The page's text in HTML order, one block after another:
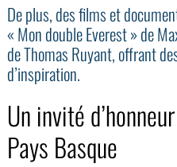
De plus, des films et
« Mon double Everest » de
de Thomas Ruyant, offrant
d’inspiration.
Un invité
Pays Basque